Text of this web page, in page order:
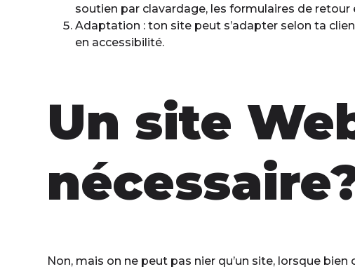
soutien par clavardage, les formulaires de
Adaptation : ton site peut s’adapter selon ta
en accessibilité.
Un site
Non, mais on ne peut pas nier qu’un site, lorsque